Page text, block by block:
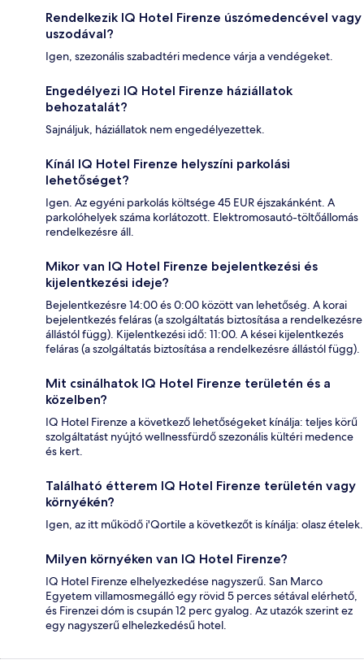
Rendelkezik IQ Hotel Firenze úszómedencével vagy
uszodával?
Igen, szezonális szabadtéri medence várja a vendégeket.
Engedélyezi IQ Hotel Firenze háziállatok
behozatalát?
Sajnáljuk, háziállatok nem engedélyezettek.
Kínál IQ Hotel Firenze helyszíni parkolási
lehetőséget?
Igen. Az egyéni parkolás költsége 45 EUR éjszakánként. A
parkolóhelyek száma korlátozott. Elektromosautó-töltőállomás
rendelkezésre áll.
Mikor van IQ Hotel Firenze bejelentkezési és
kijelentkezési ideje?
Bejelentkezésre 14:00 és 0:00 között van lehetőség. A korai
bejelentkezés feláras (a szolgáltatás biztosítása a rendelkezésre
állástól függ). Kijelentkezési idő: 11:00. A kései kijelentkezés
feláras (a szolgáltatás biztosítása a rendelkezésre állástól függ).
Mit csinálhatok IQ Hotel Firenze területén és a
közelben?
IQ Hotel Firenze a következő lehetőségeket kínálja: teljes körű
szolgáltatást nyújtó wellnessfürdő szezonális kültéri medence
és kert.
Található étterem IQ Hotel Firenze területén vagy
környékén?
Igen, az itt működő i'Qortile a következőt is kínálja: olasz ételek.
Milyen környéken van IQ Hotel Firenze?
IQ Hotel Firenze elhelyezkedése nagyszerű. San Marco
Egyetem villamosmegálló egy rövid 5 perces sétával elérhető,
és Firenzei dóm is csupán 12 perc gyalog. Az utazók szerint ez
egy nagyszerű elhelezkedésű hotel.